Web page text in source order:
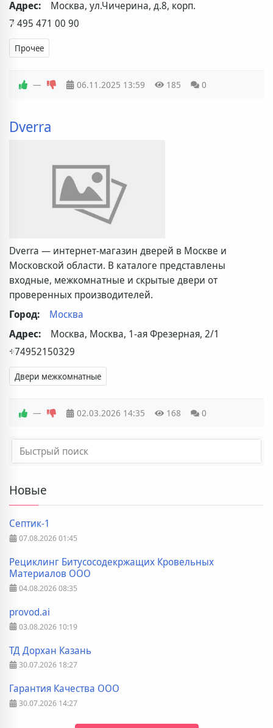
Адрес:
Москва, ул.Чичерина, д.8, корп.
7 495 471 00 90
Прочее
— 06.11.2025 13:59 185 0
Dverra
Dverra — интернет-магазин дверей в Москве и
Московской области. В каталоге представлены
входные, межкомнатные и скрытые двери от
проверенных производителей.
Город:
Москва
Адрес:
Москва, Москва, 1-ая Фрезерная, 2/1
+74952150329
Двери межкомнатные
— 02.03.2026 14:35 168 0
Новые
Септик-1
07.08.202601:45
Рециклинг Битусосодекржащих Кровельных
Материалов ООО
04.08.202608:35
provod.ai
03.08.2026 10:19
ТД Дорхан Казань
30.07.2026 18:27
Гарантия Качества ООО
30.07.2026 14:27